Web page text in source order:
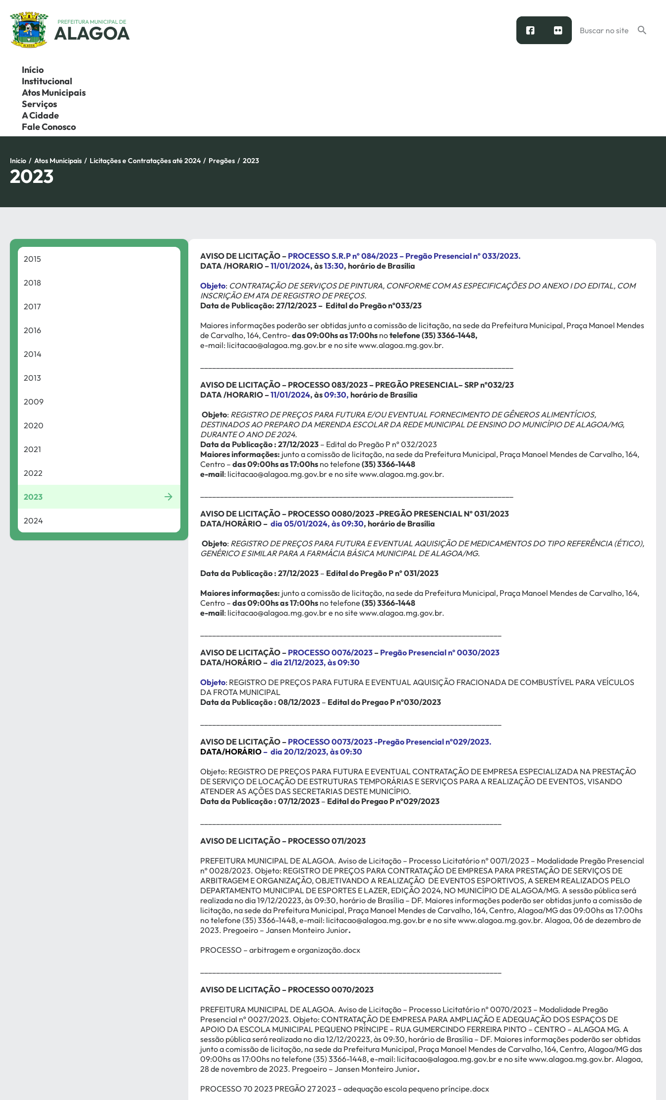
para
conteúdo
facebookflickr
Início
Institucional
Atos Municipais
Serviços
A Cidade
Fale Conosco
Inicio / Atos Municipais / Licitações e Contratações até 2024 / Pregões / 2023
2023
2015
2018
2017
2016
2014
2013
2009
2020
2021
2022
2023
2024
AVISO DE LICITAÇÃO – PROCESSO S.R.P nº 084/2023 – Pregão Presencial nº 033/2023.
DATA /HORARIO –11/01/2024, às13:30, horário de Brasília
Objeto: CONTRATAÇÃO DE SERVIÇOS DE PINTURA, CONFORME COM AS ESPECIFICAÇÕES DO ANEXO I DO EDITAL, COM
INSCRIÇÃO EM ATA DE REGISTRO DE PREÇOS.
Data de Publicação: 27/12/2023 – Edital do Pregão nº033/23
Maiores informações poderão ser obtidas junto a comissão de licitação, na sede da Prefeitura Municipal, Praça Manoel Mendes
de Carvalho, 164, Centro-das 09:00hs as 17:00hs notelefone (35) 3366-1448,
e-mail: licitacao@alagoa.mg.gov.bre no site www.alagoa.mg.gov.br.
AVISO DE LICITAÇÃO – PROCESSO 083/2023 – PREGÃO PRESENCIAL– SRP nº032/23
DATA /HORARIO –11/01/2024, às09:30, horário de Brasília
Objeto: REGISTRO DE PREÇOS PARA FUTURA E/OU EVENTUAL FORNECIMENTO DE GÊNEROS ALIMENTÍCIOS,
DESTINADOS AO PREPARO DA MERENDA ESCOLAR DA REDE MUNICIPAL DE ENSINO DO MUNICÍPIO DE ALAGOA/MG,
DURANTE O ANO DE 2024.
Data da Publicação : 27/12/2023 – Edital do Pregão P nº 032/2023
Maiores informações: junto a comissão de licitação, na sede da Prefeitura Municipal, Praça Manoel Mendes de Carvalho, 164,
Centro – das 09:00hs as 17:00hs no telefone (35) 3366-1448
e-mail: licitacao@alagoa.mg.gov.bre no site www.alagoa.mg.gov.br.
AVISO DE LICITAÇÃO – PROCESSO 0080/2023 -PREGÃO PRESENCIAL Nº 031/2023
DATA/HORÁRIO – dia 05/01/2024, às 09:30, horário de Brasília
Objeto: REGISTRO DE PREÇOS PARA FUTURA E EVENTUAL AQUISIÇÃO DE MEDICAMENTOS DO TIPO REFERÊNCIA (ÉTICO),
GENÉRICO E SIMILAR PARA A FARMÁCIA BÁSICA MUNICIPAL DE ALAGOA/MG.
Data da Publicação : 27/12/2023 – Edital do Pregão P nº 031/2023
Maiores informações: junto a comissão de licitação, na sede da Prefeitura Municipal, Praça Manoel Mendes de Carvalho, 164,
Centro – das 09:00hs as 17:00hs no telefone (35) 3366-1448
e-mail: licitacao@alagoa.mg.gov.bre no site www.alagoa.mg.gov.br.
AVISO DE LICITAÇÃO – PROCESSO 0076/2023– Pregão Presencial nº0030/2023
DATA/HORÁRIO – dia 21/12/2023, às 09:30
Objeto: REGISTRO DE PREÇOS PARA FUTURA E EVENTUAL AQUISIÇÃO FRACIONADA DE COMBUSTÍVEL PARA VEÍCULOS
DA FROTA MUNICIPAL
Data da Publicação : 08/12/2023 – Edital do Pregao P nº030/2023
AVISO DE LICITAÇÃO – PROCESSO 0073/2023 -Pregão Presencial nº029/2023.
DATA/HORÁRIO– dia 20/12/2023, às 09:30
Objeto: REGISTRO DE PREÇOS PARA FUTURA E EVENTUAL CONTRATAÇÃO DE EMPRESA ESPECIALIZADA NA PRESTAÇÃO
DE SERVIÇO DE LOCAÇÃO DE ESTRUTURAS TEMPORÁRIAS E SERVIÇOS PARA A REALIZAÇÃO DE EVENTOS, VISANDO
ATENDER AS AÇÕES DAS SECRETARIAS DESTE MUNICÍPIO.
Data da Publicação : 07/12/2023 – Edital do Pregao P nº029/2023
AVISO DE LICITAÇÃO – PROCESSO 071/2023
PREFEITURA MUNICIPAL DE ALAGOA. Aviso de Licitação – Processo Licitatório nº 0071/2023 – Modalidade Pregão Presencial
nº 0028/2023. Objeto: REGISTRO DE PREÇOS PARA CONTRATAÇÃO DE EMPRESA PARA PRESTAÇÃO DE SERVIÇOS DE
ARBITRAGEM E ORGANIZAÇÃO, OBJETIVANDO A REALIZAÇÃO DE EVENTOS ESPORTIVOS, A SEREM REALIZADOS PELO
DEPARTAMENTO MUNICIPAL DE ESPORTES E LAZER, EDIÇÃO 2024, NO MUNICÍPIO DE ALAGOA/MG. A sessão pública será
realizada no dia 19/12/20223, às 09:30, horário de Brasília – DF. Maiores informações poderão ser obtidas junto a comissão de
licitação, na sede da Prefeitura Municipal, Praça Manoel Mendes de Carvalho, 164, Centro, Alagoa/MG das 09:00hs as 17:00hs
no telefone (35) 3366-1448, e-mail: licitacao@alagoa.mg.gov.bre no site www.alagoa.mg.gov.br. Alagoa, 06 de dezembro de
2023. Pregoeiro – Jansen Monteiro Junior.
PROCESSO – arbitragem e organização.docx
AVISO DE LICITAÇÃO – PROCESSO 0070/2023
PREFEITURA MUNICIPAL DE ALAGOA. Aviso de Licitação – Processo Licitatório nº 0070/2023 – Modalidade Pregão
Presencial nº 0027/2023. Objeto: CONTRATAÇÃO DE EMPRESA PARA AMPLIAÇÃO E ADEQUAÇÃO DOS ESPAÇOS DE
APOIO DA ESCOLA MUNICIPAL PEQUENO PRÍNCIPE – RUA GUMERCINDO FERREIRA PINTO – CENTRO – ALAGOA MG. A
sessão pública será realizada no dia 12/12/20223, às 09:30, horário de Brasília – DF. Maiores informações poderão ser obtidas
junto a comissão de licitação, na sede da Prefeitura Municipal, Praça Manoel Mendes de Carvalho, 164, Centro, Alagoa/MG das
09:00hs as 17:00hs no telefone (35) 3366-1448, e-mail: licitacao@alagoa.mg.gov.bre no site www.alagoa.mg.gov.br. Alagoa,
28 de novembro de 2023. Pregoeiro – Jansen Monteiro Junior.
PROCESSO 70 2023 PREGÃO 27 2023 – adequação escola pequeno príncipe.docx